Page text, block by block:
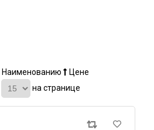
Наименованию
Цене
на странице